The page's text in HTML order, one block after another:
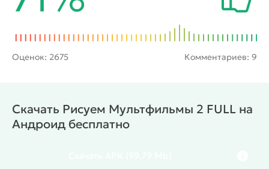
различными сюжетами и героями своего фильма.
Оценок: 2675 Комментариев: 9
Скачать Рисуем Мультфильмы 2 FULL на
Андроид бесплатно